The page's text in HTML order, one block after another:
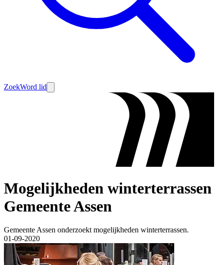
ZoekWord lid
Mogelijkheden winterterrassen
Gemeente Assen
Gemeente Assen onderzoekt mogelijkheden winterterrassen.
01-09-2020